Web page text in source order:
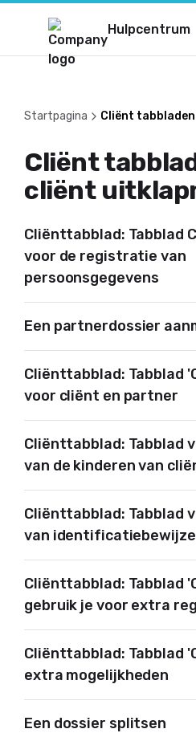
Hulpcentrum
Startpagina Cliënt
Cliënt
cliënt
Cliënttabblad: Tabblad
voor de registratie van
persoonsgegevens
Een partnerdossier
Cliënttabblad: Tabblad
voor cliënt en partner
Cliënttabblad: Tabblad
van de kinderen van
Cliënttabblad: Tabblad
van
Cliënttabblad: Tabblad
gebruik je voor extra
Cliënttabblad: Tabblad
extra mogelijkheden
Een dossier splitsen